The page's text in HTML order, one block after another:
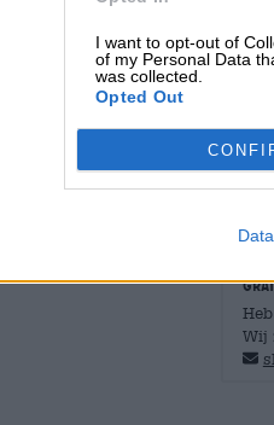
I want to opt-out of
of my Personal Data
was collected.
Opted Out
Wij